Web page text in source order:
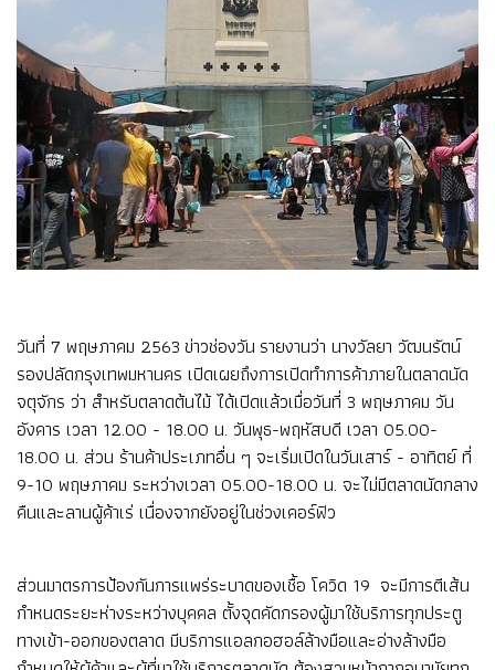
วันที่ 7 พฤษภาคม 2563 ข่าวช่องวัน รายงานว่า นางวัลยา วัฒนรัตน์
รองปลัดกรุงเทพมหานคร เปิดเผยถึงการเปิดทำการค้าภายในตลาดนัด
จตุจักร ว่า สำหรับตลาดต้นไม้ ได้เปิดแล้วเมื่อวันที่ 3 พฤษภาคม วัน
อังคาร เวลา 12.00 - 18.00 น. วันพุธ-พฤหัสบดี เวลา 05.00-
18.00 น. ส่วน ร้านค้าประเภทอื่น ๆ จะเริ่มเปิดในวันเสาร์ - อาทิตย์ ที่
9-10 พฤษภาคม ระหว่างเวลา 05.00-18.00 น. จะไม่มีตลาดนัดกลาง
คืนและลานผู้ค้าเร่ เนื่องจากยังอยู่ในช่วงเคอร์ฟิว
ส่วนมาตรการป้องกันการแพร่ระบาดของเชื้อ โควิด 19 จะมีการตีเส้น
กำหนดระยะห่างระหว่างบุคคล ตั้งจุดคัดกรองผู้มาใช้บริการทุกประตู
ทางเข้า-ออกของตลาด มีบริการแอลกอฮอล์ล้างมือและอ่างล้างมือ